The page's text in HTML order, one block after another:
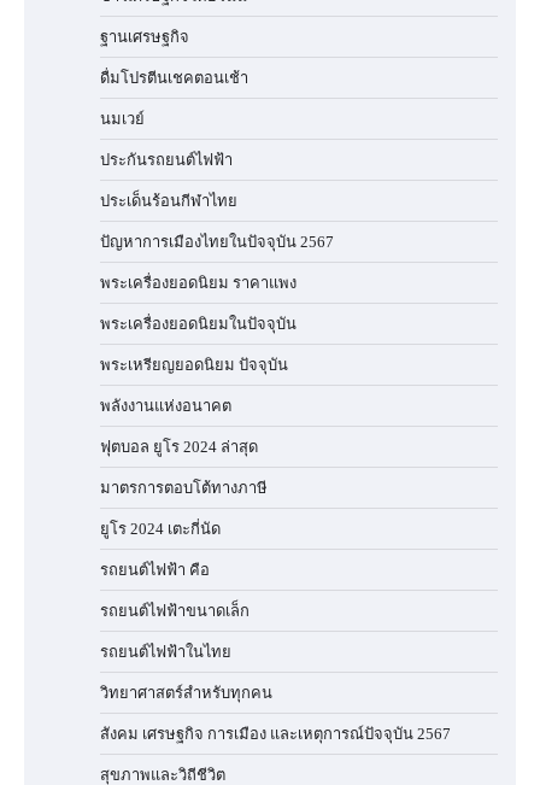
ฐานเศรษฐกิจ
ดื่มโปรตีนเชคตอนเช้า
นมเวย์
ประกันรถยนต์ไฟฟ้า
ประเด็นร้อนกีฬาไทย
ปัญหาการเมืองไทยในปัจจุบัน 2567
พระเครื่องยอดนิยม ราคาแพง
พระเครื่องยอดนิยมในปัจจุบัน
พระเหรียญยอดนิยม ปัจจุบัน
พลังงานแห่งอนาคต
ฟุตบอล ยูโร 2024 ล่าสุด
มาตรการตอบโต้ทางภาษี
ยูโร 2024 เตะกี่นัด
รถยนต์ไฟฟ้า คือ
รถยนต์ไฟฟ้าขนาดเล็ก
รถยนต์ไฟฟ้าในไทย
วิทยาศาสตร์สำหรับทุกคน
สังคม เศรษฐกิจ การเมือง และเหตุการณ์ปัจจุบัน 2567
สุขภาพและวิถีชีวิต